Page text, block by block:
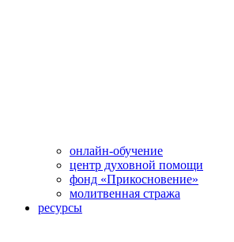
онлайн-обучение
центр духовной помощи
фонд «Прикосновение»
молитвенная стража
ресурсы